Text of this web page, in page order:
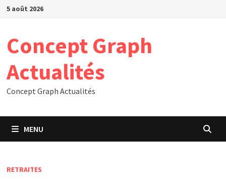
Passer
5 août 2026
Concept Graph
Actualités
Concept Graph Actualités
MENU
RETRAITES